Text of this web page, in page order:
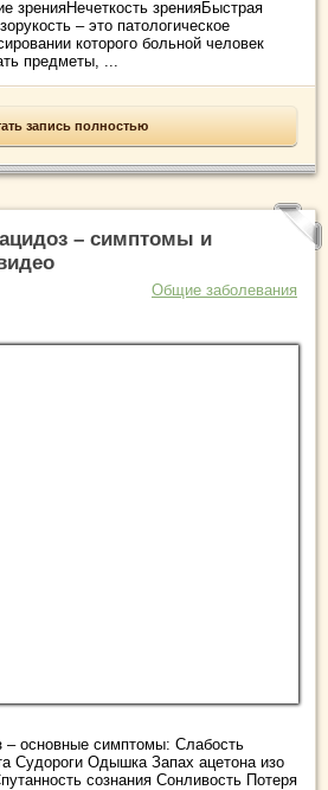
зренияНечеткость зренияБыстрая
– это патологическое
которого больной человек
предметы, ...
запись полностью
– симптомы и
Общие заболевания
– основные симптомы: Слабость
Судороги Одышка Запах ацетона изо
сознания Сонливость Потеря